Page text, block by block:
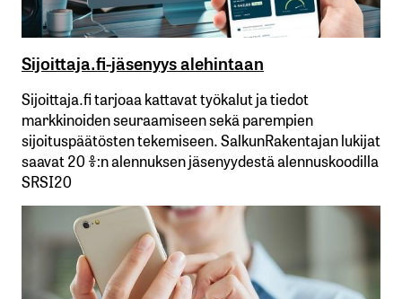
Sijoittaja.fi-jäsenyys alehintaan
Sijoittaja.fi tarjoaa kattavat työkalut ja tiedot
markkinoiden seuraamiseen sekä parempien
sijoituspäätösten tekemiseen. SalkunRakentajan lukijat
saavat 20 %:n alennuksen jäsenyydestä alennuskoodilla
SRSI20